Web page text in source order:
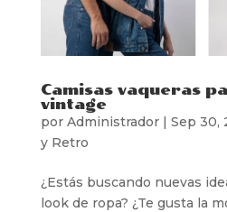
Camisas vaqueras
vintage
por Administrador| Sep 30,
y Retro
¿Estás buscando nuevas
look de ropa? ¿Te gusta la